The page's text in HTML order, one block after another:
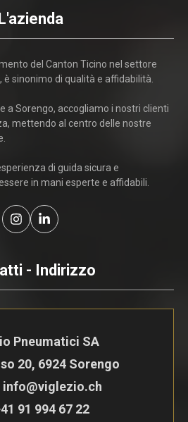
del Canton Ticino nel settore
sinonimo di qualità e affidabilità.
a Sorengo, accogliamo i nostri clienti
mettendo al centro delle nostre
di guida sicura e
in mani esperte e affidabili.
- Indirizzo
Pneumatici SA
20, 6924 Sorengo
info@viglezio.ch
91 994 67 22